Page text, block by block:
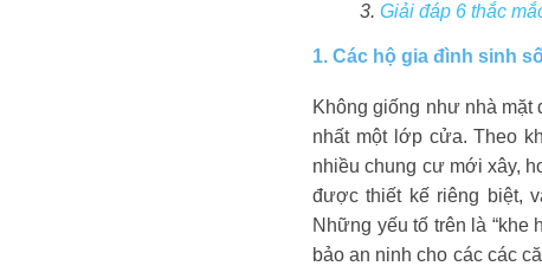
3. Giải đáp 6 thắc
1. Các hộ gia đình sinh
Không giống như nhà
nhất một lớp cửa. Theo
nhiều chung cư mới xây,
được thiết kế riêng biệt,
Những yếu tố trên là “khe
bảo an ninh cho các các